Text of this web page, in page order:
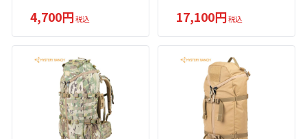
4,700円税込 17,100円税込